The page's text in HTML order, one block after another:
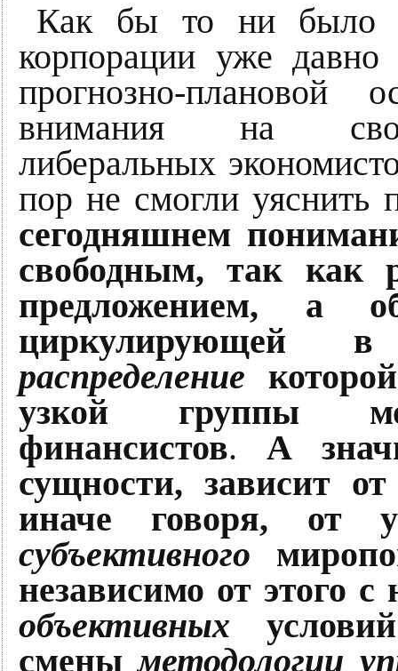
Как бы то ни было
корпорации уже давно
прогнозно-
внимания на
либеральных
пор не смогли уяснить
сегодняшнем
свободным, так как
предложением, а
циркулирующей
распределение
узкой группы
финансистов. А
сущности, зависит
иначе говоря, от
субъективного
независимо от этого
объективных
сменыметодологии